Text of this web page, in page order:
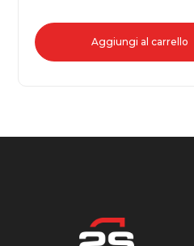
Aggiungi al carrello